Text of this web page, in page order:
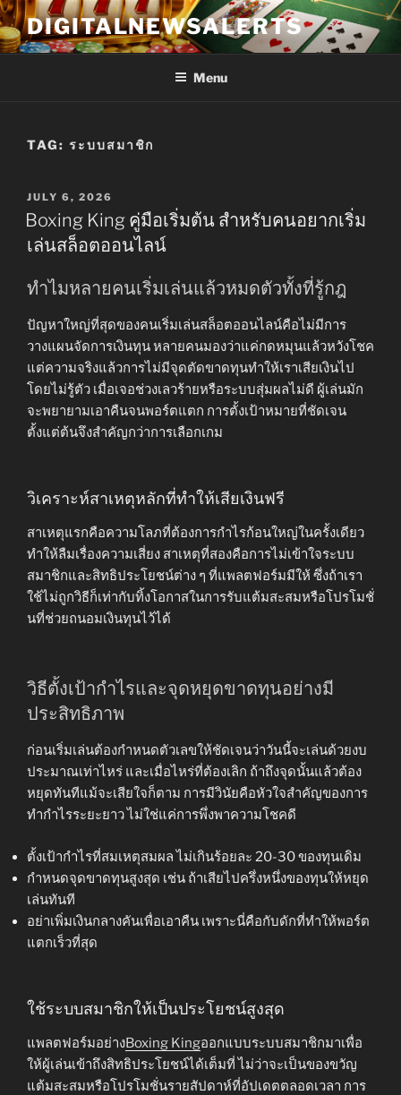
Skip
to
content
DIGITALNEWSALERTS
Menu
TAG: ระบบสมาชิก
POSTED
ON
JULY 6, 2026
Boxing King คู่มือเริ่มต้น สำหรับคนอยากเริ่ม
เล่นสล็อตออนไลน์
ทำไมหลายคนเริ่มเล่นแล้วหมดตัวทั้งที่รู้กฎ
ปัญหาใหญ่ที่สุดของคนเริ่มเล่นสล็อตออนไลน์คือไม่มีการ
วางแผนจัดการเงินทุน หลายคนมองว่าแค่กดหมุนแล้วหวังโชค
แต่ความจริงแล้วการไม่มีจุดตัดขาดทุนทำให้เราเสียเงินไป
โดยไม่รู้ตัว เมื่อเจอช่วงเลวร้ายหรือระบบสุ่มผลไม่ดี ผู้เล่นมัก
จะพยายามเอาคืนจนพอร์ตแตก การตั้งเป้าหมายที่ชัดเจน
ตั้งแต่ต้นจึงสำคัญกว่าการเลือกเกม
วิเคราะห์สาเหตุหลักที่ทำให้เสียเงินฟรี
สาเหตุแรกคือความโลภที่ต้องการกำไรก้อนใหญ่ในครั้งเดียว
ทำให้ลืมเรื่องความเสี่ยง สาเหตุที่สองคือการไม่เข้าใจระบบ
สมาชิกและสิทธิประโยชน์ต่าง ๆ ที่แพลตฟอร์มมีให้ ซึ่งถ้าเรา
ใช้ไม่ถูกวิธีก็เท่ากับทิ้งโอกาสในการรับแต้มสะสมหรือโปรโมชั่
นที่ช่วยถนอมเงินทุนไว้ได้
วิธีตั้งเป้ากำไรและจุดหยุดขาดทุนอย่างมี
ประสิทธิภาพ
ก่อนเริ่มเล่นต้องกำหนดตัวเลขให้ชัดเจนว่าวันนี้จะเล่นด้วยงบ
ประมาณเท่าไหร่ และเมื่อไหร่ที่ต้องเลิก ถ้าถึงจุดนั้นแล้วต้อง
หยุดทันทีแม้จะเสียใจก็ตาม การมีวินัยคือหัวใจสำคัญของการ
ทำกำไรระยะยาว ไม่ใช่แค่การพึ่งพาความโชคดี
ตั้งเป้ากำไรที่สมเหตุสมผล ไม่เกินร้อยละ 20-30 ของทุนเดิม
กำหนดจุดขาดทุนสูงสุด เช่น ถ้าเสียไปครึ่งหนึ่งของทุนให้หยุด
เล่นทันที
อย่าเพิ่มเงินกลางคันเพื่อเอาคืน เพราะนี่คือกับดักที่ทำให้พอร์ต
แตกเร็วที่สุด
ใช้ระบบสมาชิกให้เป็นประโยชน์สูงสุด
แพลตฟอร์มอย่างBoxing Kingออกแบบระบบสมาชิกมาเพื่อ
ให้ผู้เล่นเข้าถึงสิทธิประโยชน์ได้เต็มที่ ไม่ว่าจะเป็นของขวัญ
แต้มสะสมหรือโปรโมชั่นรายสัปดาห์ที่อัปเดตตลอดเวลา การ